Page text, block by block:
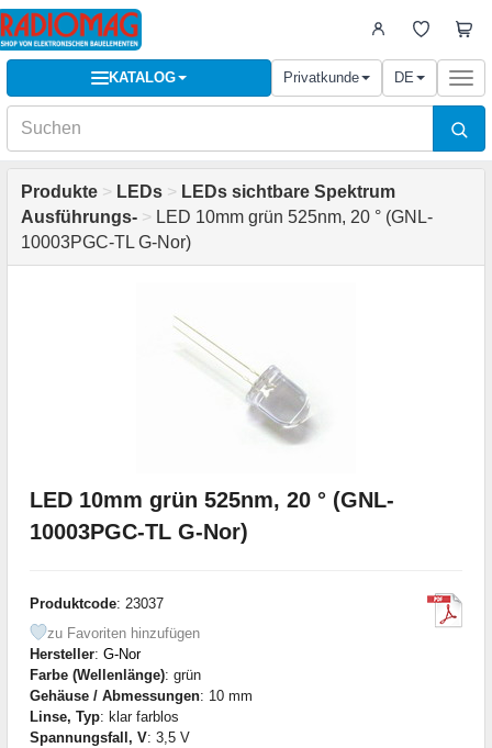
KATALOG Privatkunde DE
Produkte > LEDs > LEDs sichtbare Spektrum
Ausführungs- > LED 10mm grün 525nm, 20 ° (GNL-
10003PGC-TL G-Nor)
LED 10mm grün 525nm, 20 ° (GNL-
10003PGC-TL G-Nor)
Produktcode: 23037
zu Favoriten hinzufügen
Hersteller: G-Nor
Farbe (Wellenlänge): grün
Gehäuse / Abmessungen: 10 mm
Linse, Typ: klar farblos
Spannungsfall, V: 3,5 V